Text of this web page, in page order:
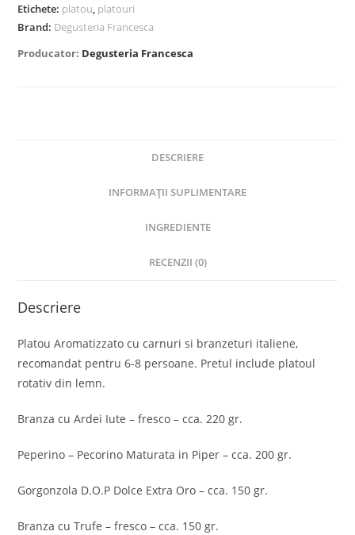
Etichete: platou, platouri
Brand: Degusteria Francesca
Producator: Degusteria Francesca
DESCRIERE
INFORMAȚII SUPLIMENTARE
INGREDIENTE
RECENZII (0)
Descriere
Platou Aromatizzato cu carnuri si branzeturi italiene,
recomandat pentru 6-8 persoane. Pretul include platoul
rotativ din lemn.
Branza cu Ardei Iute – fresco – cca. 220 gr.
Peperino – Pecorino Maturata in Piper – cca. 200 gr.
Gorgonzola D.O.P Dolce Extra Oro – cca. 150 gr.
Branza cu Trufe – fresco – cca. 150 gr.